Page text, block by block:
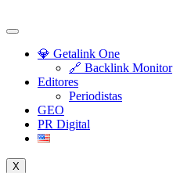
to
💎 Getalink One
🔗 Backlink Monitor
Editores
Periodistas
GEO
PR Digital
X